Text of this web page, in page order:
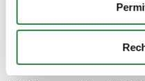
Protección de Datos, te
Quien es el responsable del
Abiertos S.A.U con NIF A-